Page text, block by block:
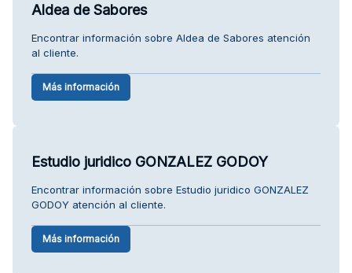
Aldea de Sabores
Encontrar información sobre Aldea de Sabores atención
al cliente.
Más información
Estudio juridico GONZALEZ GODOY
Encontrar información sobre Estudio juridico GONZALEZ
GODOY atención al cliente.
Más información